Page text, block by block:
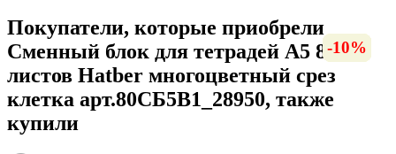
Покупатели, которые приобрели
Сменный блок для тетрадей А5 80
листов Hatber многоцветный срез
клетка арт.80СБ5В1_28950, также
купили
-9%
-10%
-10%
-12%
-7%
-13%
-9%
-13%
-6%
-8%
-11%
-10%